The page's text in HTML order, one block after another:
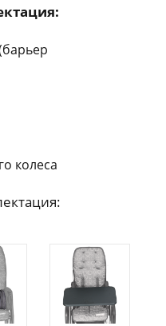
колеса